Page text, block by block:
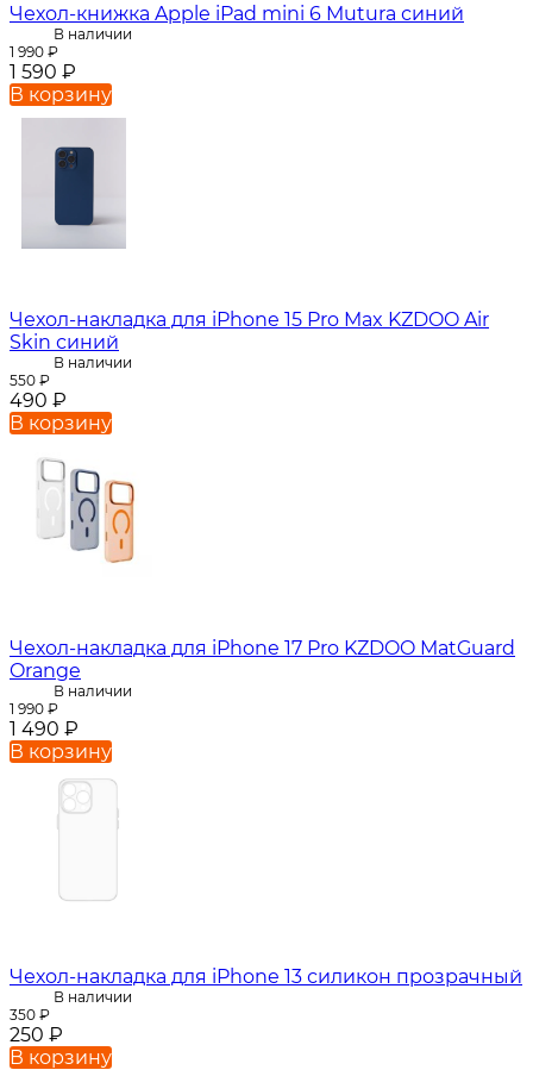
Чехол-книжка Apple iPad mini 6 Mutura синий
В наличии
1 990 ₽
1 590 ₽
В корзину
Чехол-накладка для iPhone 15 Pro Max KZDOO Air
Skin синий
В наличии
550 ₽
490 ₽
В корзину
Чехол-накладка для iPhone 17 Pro KZDOO MatGuard
Orange
В наличии
1 990 ₽
1 490 ₽
В корзину
Чехол-накладка для iPhone 13 силикон прозрачный
В наличии
350 ₽
250 ₽
В корзину